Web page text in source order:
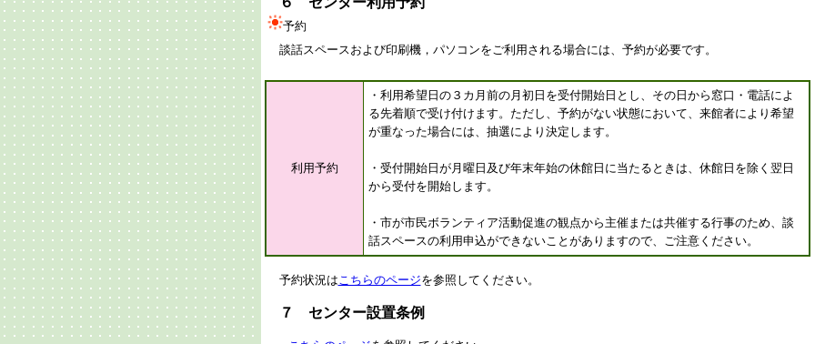
予約
談話スペースおよび印刷機，パソコンをご利用される場合には、予約が必要です。
利用予約
・利用希望日の３カ月前の月初日を受付開始日とし、その日から窓口・電話によ
る先着順で受け付けます。ただし、予約がない状態において、来館者により希望
が重なった場合には、抽選により決定します。
・受付開始日が月曜日及び年末年始の休館日に当たるときは、休館日を除く翌日
から受付を開始します。
・市が市民ボランティア活動促進の観点から主催または共催する行事のため、談
話スペースの利用申込ができないことがありますので、ご注意ください。
予約状況はこちらのページを参照してください。
７ センター設置条例